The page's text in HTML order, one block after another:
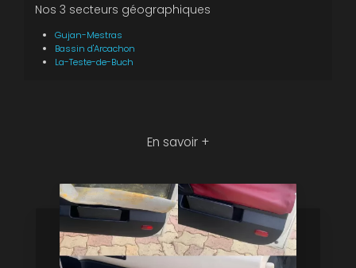
Nos 3 secteurs géographiques
Gujan-Mestras
Bassin d'Arcachon
La-Teste-de-Buch
En savoir +